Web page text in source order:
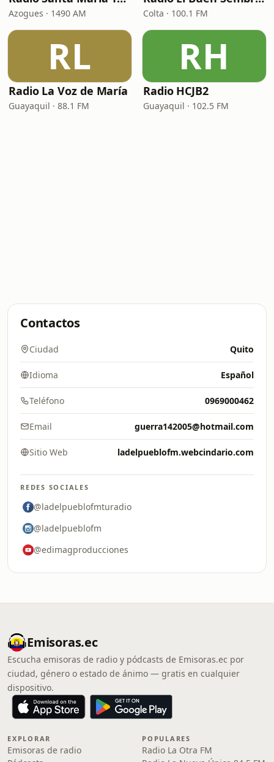
Azogues · 1490 AM Colta · 100.1 FM
RL
Radio La Voz de María
Guayaquil · 88.1 FM
RH
Radio HCJB2
Guayaquil · 102.5 FM
Contactos
Ciudad Quito
Idioma Español
Teléfono 0969000462
Email guerra142005@hotmail.com
Sitio Web ladelpueblofm.webcindario.com
REDES SOCIALES
@ladelpueblofmturadio
@ladelpueblofm
@edimagproducciones
Emisoras.ec
Escucha emisoras de radio y pódcasts de Emisoras.ec por
ciudad, género o estado de ánimo — gratis en cualquier
dispositivo.
EXPLORAR
Emisoras de radio
POPULARES
Radio La Otra FM